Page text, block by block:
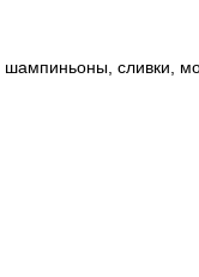
сливки,